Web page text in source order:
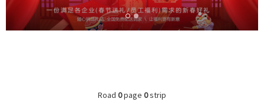
Road 0page 0strip